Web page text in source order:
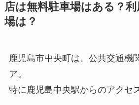
店は無料駐車場はある？
場は？
鹿児島市中央町は、公共交通機
ア。
特に鹿児島中央駅からのアクセ